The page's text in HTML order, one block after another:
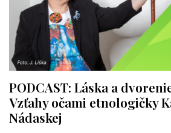
PODCAST: Láska a
Vzťahy očami etnologičky
Nádaskej